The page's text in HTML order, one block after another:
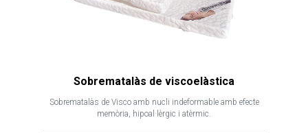
Sobrematalàs de viscoelàstica
Sobrematalàs de Visco amb nucli indeformable amb efecte
memòria, hipoal·lèrgic i atèrmic.